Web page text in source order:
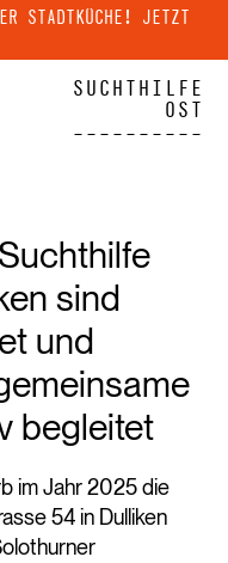
STADTKÜCHE! JETZT
SUCHTHILFE
OST
----------
sind
und
begleitet
im Jahr 2025 die
54 in Dulliken